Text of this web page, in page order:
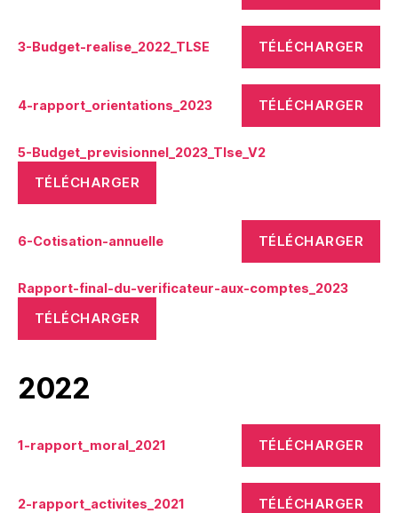
3-Budget-realise_2022_TLSE TÉLÉCHARGER
4-rapport_orientations_2023 TÉLÉCHARGER
5-Budget_previsionnel_2023_Tlse_V2
TÉLÉCHARGER
6-Cotisation-annuelle TÉLÉCHARGER
Rapport-final-du-verificateur-aux-comptes_2023
TÉLÉCHARGER
2022
1-rapport_moral_2021 TÉLÉCHARGER
2-rapport_activites_2021 TÉLÉCHARGER